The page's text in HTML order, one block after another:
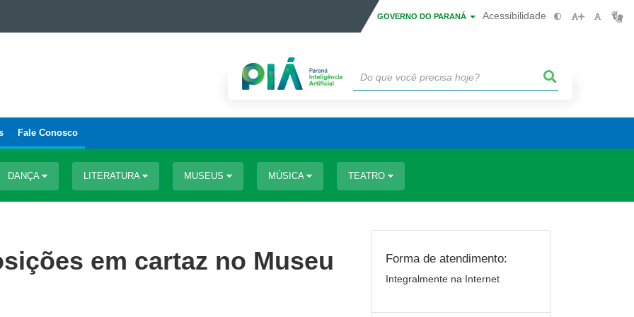
GOVERNO DO PARANÁ Acessibilidade
Fale Conosco
DANÇA LITERATURA MUSEUS MÚSICA TEATRO
em cartaz no Museu
Forma de atendimento:
Integralmente na Internet